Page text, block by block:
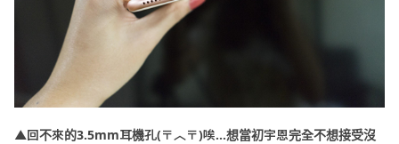
▲回不來的3.5mm耳機孔(〒︿〒)唉...想當初宇恩完全不想接受沒